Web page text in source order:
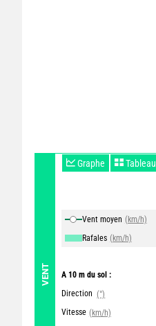
VENT
Graphe Tableau
Vent moyen (km/h)
Rafales (km/h)
A 10 m du sol :
Direction (°)
Vitesse (km/h)